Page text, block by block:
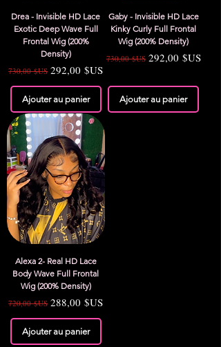
Drea - Invisible HD Lace
Exotic Deep Wave Full
Frontal Wig (200%
Density)
Prix original
730,00 $US Prix promotionnel
292,00 $US
Ajouter au panier
Gaby - Invisible HD Lace
Kinky Curly Full Frontal
Wig (200% Density)
Prix original
730,00 $US Prix promotionnel
292,00 $US
Ajouter au panier
Alexa 2- Real HD Lace
Body Wave Full Frontal
Wig (200% Density)
Prix original
720,00 $US Prix promotionnel
288,00 $US
Ajouter au panier